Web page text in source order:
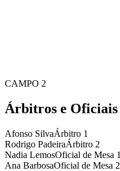
CAMPO 2
Árbitros e Oficiais
Afonso SilvaÁrbitro 1
Rodrigo PadeiraÁrbitro 2
Nadia LemosOficial de Mesa 1
Ana BarbosaOficial de Mesa 2